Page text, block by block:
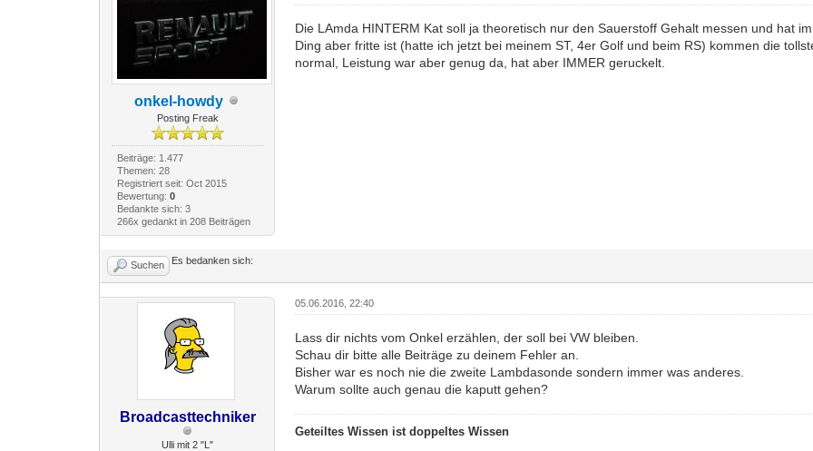
onkel-howdy
Posting Freak
Beiträge: 1.477
Themen: 28
Registriert seit: Oct 2015
Bewertung: 0
Bedankte sich: 3
266x gedankt in 208 Beiträgen
Die LAmda HINTERM Kat soll ja theoretisch nur den Sauerstoff Gehalt messen und hat
Ding aber fritte ist (hatte ich jetzt bei meinem ST, 4er Golf und beim RS) kommen die
normal, Leistung war aber genug da, hat aber IMMER geruckelt.
Suchen Es bedanken sich:
Broadcasttechniker
Ulli mit 2 "L"
05.06.2016, 22:40
Lass dir nichts vom Onkel erzählen, der soll bei VW bleiben.
Schau dir bitte alle Beiträge zu deinem Fehler an.
Bisher war es noch nie die zweite Lambdasonde sondern immer was anderes.
Warum sollte auch genau die kaputt gehen?
Geteiltes Wissen ist doppeltes Wissen